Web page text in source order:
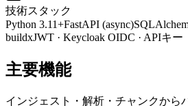
技術スタック
Python 3.11+FastAPI (async)
buildxJWT · Keycloak OIDC · APIキー
主要機能
インジェスト・解析・チャンクから